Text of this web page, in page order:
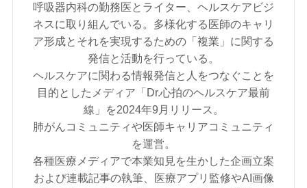
呼吸器内科の勤務医とライター、ヘルスケアビジ
ネスに取り組んでいる。多様化する医師のキャリ
ア形成とそれを実現するための「複業」に関する
発信と活動を行っている。
ヘルスケアに関わる情報発信と人をつなぐことを
目的としたメディア「Dr.心拍のヘルスケア最前
線」を2024年9月リリース。
肺がんコミュニティや医師キャリアコミュニティ
を運営。
各種医療メディアで本業知見を生かした企画立案
および連載記事の執筆、医療アプリ監修やAI画像